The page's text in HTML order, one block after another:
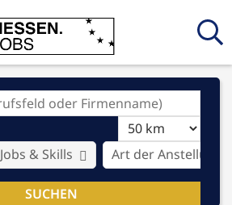
Art der Anstellung
Jobs & Skills